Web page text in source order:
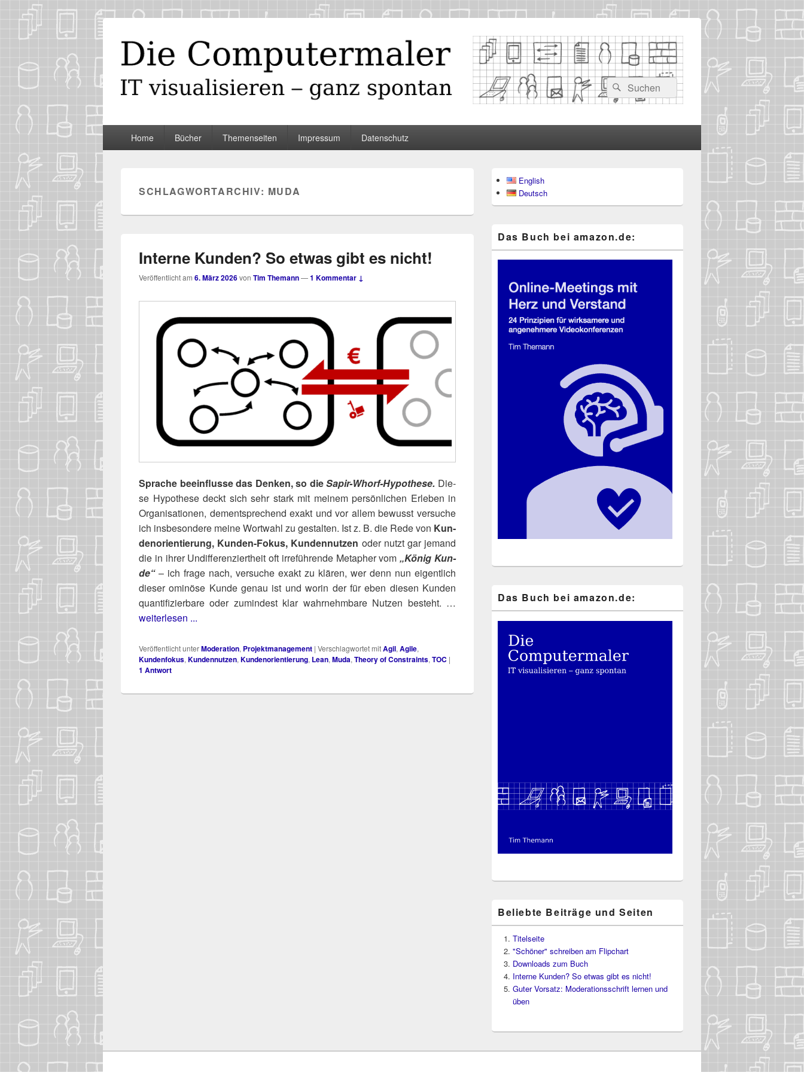
Die Computermaler
Suchen
nach:
Suchen
PrimäresHome Bücher Themenseiten Impressum Datenschutz
SCHLAGWORTARCHIV: MUDA
Interne Kunden? So etwas gibt es nicht!
Veröffentlicht am 6. März 2026von Tim Themann—1 Kommentar ↓
Spra­che beein­flus­se das Den­ken, so dieSapir-Whorf-Hypo­the­se. Die­
se Hypo­the­se deckt sich sehr stark mit mei­nem per­sön­li­chen Erle­ben in
Orga­ni­sa­tio­nen, dem­entspre­chend exakt und vor allem bewusst ver­su­che
ich ins­be­son­de­re mei­ne Wort­wahl zu gestal­ten. Ist z. B. die Rede von Kun­
den­ori­en­tie­rung, Kun­den-Fokus, Kun­den­nut­zen oder nutzt gar jemand
die in ihrer Undif­fe­ren­ziert­heit oft irre­füh­ren­de Meta­pher vom„König Kun­
de“– ich fra­ge nach, ver­su­che exakt zu klä­ren, wer denn nun eigent­lich
die­ser omi­nö­se Kun­de genau ist und wor­in der für eben die­sen Kun­den
quan­ti­fi­zier­ba­re oder zumin­dest klar wahr­nehm­ba­re Nut­zen besteht. …
weiterlesen ...
Veröffentlicht unterModeration, Projektmanagement | Verschlagwortet mitAgil, Agile,
Kundenfokus, Kundennutzen, Kundenorientierung, Lean, Muda, Theory of Constraints, TOC |
1 Antwort
Seitenleisten-
Widgetbereich
English
Deutsch
Das Buch bei ama​zon​.de:
Das Buch bei ama​zon​.de:
Beliebte Beiträge und Seiten
Titelseite
"Schöner" schreiben am Flipchart
Downloads zum Buch
Interne Kunden? So etwas gibt es nicht!
Guter Vorsatz: Moderationsschrift lernen und
üben